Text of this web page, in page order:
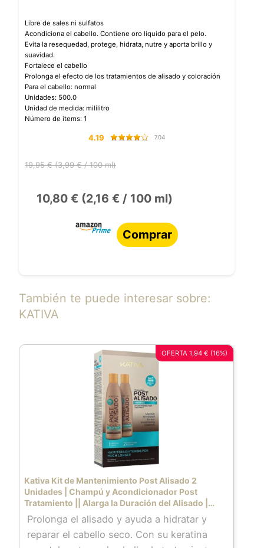
Libre de sales ni sulfatos
Acondiciona el cabello. Contiene oro liquido para el pelo.
Evita la resequedad, protege, hidrata, nutre y aporta brillo y
suavidad.
Fortalece el cabello
Prolonga el efecto de los tratamientos de alisado y coloración
Para el cabello: normal
Unidades: 500.0
Unidad de medida: mililitro
Número de items: 1
4.19 704
19,95 € (3,99 € / 100 ml)
10,80 € (2,16 € / 100 ml)
Comprar
También te puede interesar sobre:
KATIVA
OFERTA 1,94 € (16%)
Kativa Kit de Mantenimiento Post Alisado 2
Unidades | Champú y Acondicionador Post
Tratamiento || Alarga la Duración del Alisado |
Aporta hidratación | Elimina el encrespamiento |
calidad profesional.
Prolonga el alisado y ayuda a hidratar y
reparar el cabello seco. Con su keratina